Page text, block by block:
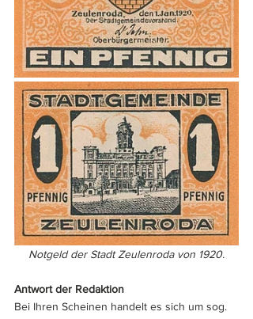
Notgeld der Stadt Zeulenroda von 1920.
Antwort der Redaktion
Bei Ihren Scheinen handelt es sich um sog.